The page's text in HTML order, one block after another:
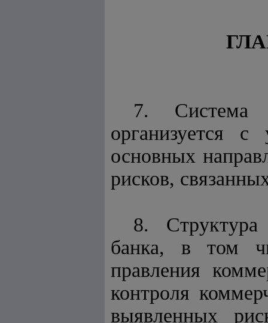
7. Система
организуется с
основных
рисков,
8. Структура
банка, в том
правления
контроля
выявленных